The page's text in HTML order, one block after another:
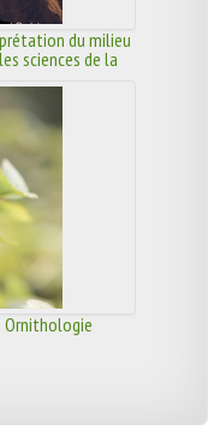
du milieu
sciences de la